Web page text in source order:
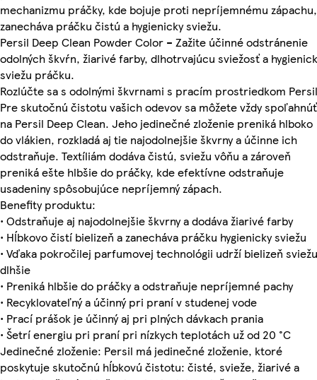
mechanizmu práčky, kde bojuje proti nepríjemnému zápachu,
zanecháva práčku čistú a hygienicky sviežu.
Persil Deep Clean Powder Color – Zažite účinné odstránenie
odolných škvŕn, žiarivé farby, dlhotrvajúcu sviežosť a
sviežu práčku.
Rozlúčte sa s odolnými škvrnami s pracím prostriedkom
Pre skutočnú čistotu vašich odevov sa môžete vždy spoľahnúť
na Persil Deep Clean. Jeho jedinečné zloženie preniká hlboko
do vlákien, rozkladá aj tie najodolnejšie škvrny a účinne ich
odstraňuje. Textíliám dodáva čistú, sviežu vôňu a zároveň
preniká ešte hlbšie do práčky, kde efektívne odstraňuje
usadeniny spôsobujúce nepríjemný zápach.
Benefity produktu:
• Odstraňuje aj najodolnejšie škvrny a dodáva žiarivé farby
• Hĺbkovo čistí bielizeň a zanecháva práčku hygienicky sviežu
• Vďaka pokročilej parfumovej technológii udrží bielizeň sviežu
dlhšie
• Preniká hlbšie do práčky a odstraňuje nepríjemné pachy
• Recyklovateľný a účinný pri praní v studenej vode
• Prací prášok je účinný aj pri plných dávkach prania
• Šetrí energiu pri praní pri nízkych teplotách už od 20 °C
Jedinečné zloženie: Persil má jedinečné zloženie, ktoré
poskytuje skutočnú hĺbkovú čistotu: čisté, svieže, žiarivé a